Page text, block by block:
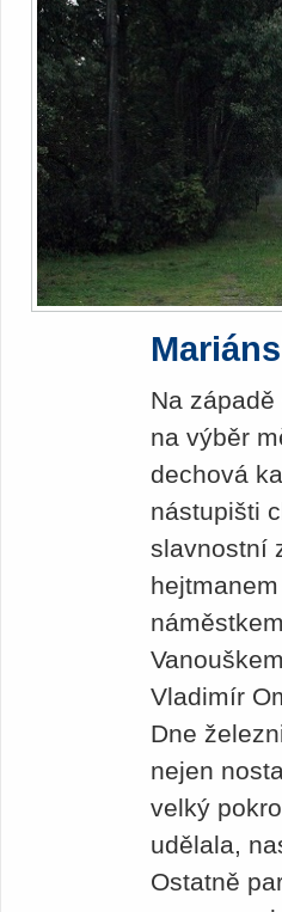
Na
na výběr
dechová
nástupišti
slavnostní
Vladimír
Dne
nejen
velký
udělala,
Ostatně